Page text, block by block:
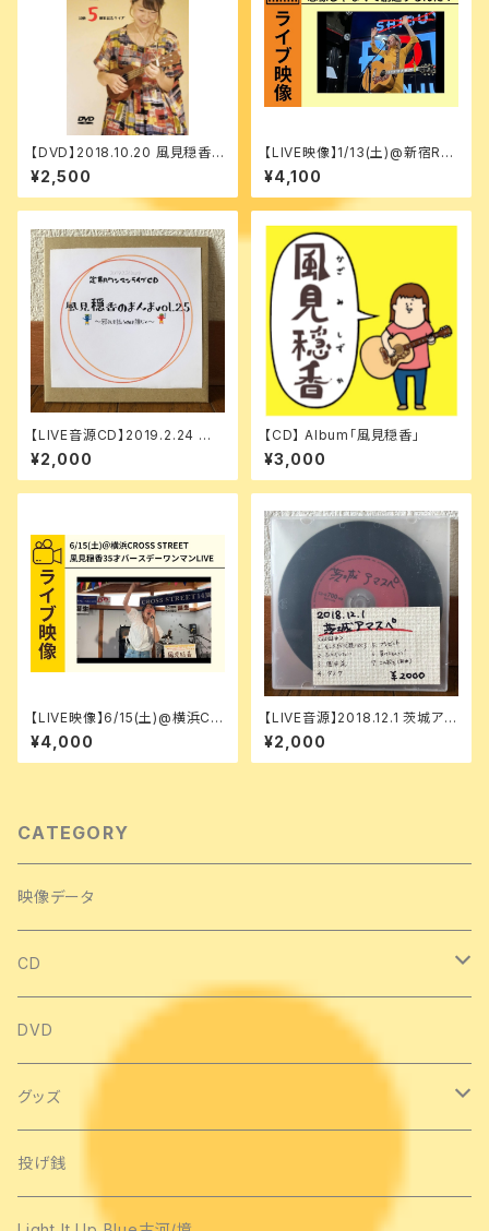
【DVD】2018.10.20 風見穏香
のまんま vol.22 「活動５周年記
念ライブ」
¥2,500
【LIVE映像】1/13(土)@新宿RO
TT [マンスリーワンマン(1月
回)]想像じゃなくて創造するん
だ！
¥4,100
【LIVE音源CD】2019.2.24 風
見穏香のまんま vol.25
¥2,000
【CD】 Album「風見穏香」
¥3,000
【LIVE映像】6/15(土)@横浜CR
OSS STREET [35才~花にな
ろう風になろうそして君を照らす
太陽に~]
¥4,000
【LIVE音源】2018.12.1 茨城アマ
スペ
¥2,000
CATEGORY
映像データ
CD
シングル
アルバム
手作りCD
DVD
グッズ
Tシャツ
投げ銭